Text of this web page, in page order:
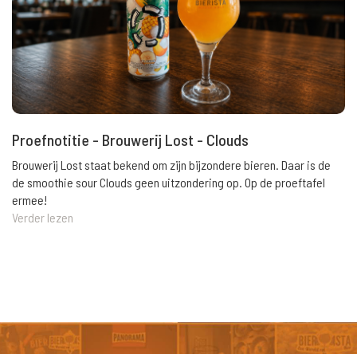
Proefnotitie - Brouwerij Lost - Clouds
Brouwerij Lost staat bekend om zijn bijzondere bieren. Daar is de
de smoothie sour Clouds geen uitzondering op. Op de proeftafel
ermee!
Verder lezen